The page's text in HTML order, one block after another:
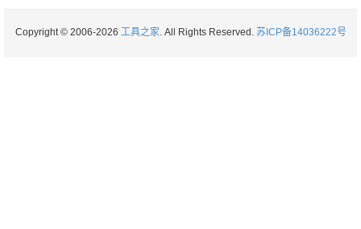
Copyright © 2006-2026 工具之家. All Rights Reserved. 苏ICP备14036222号